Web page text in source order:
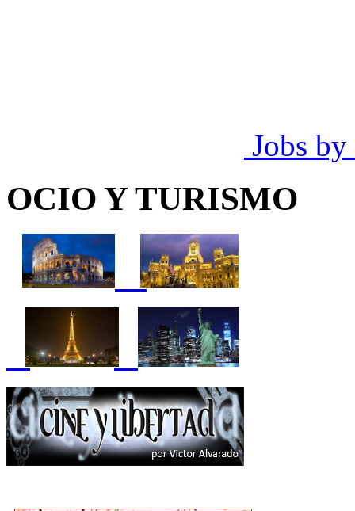
Jobs by
OCIO Y TURISMO